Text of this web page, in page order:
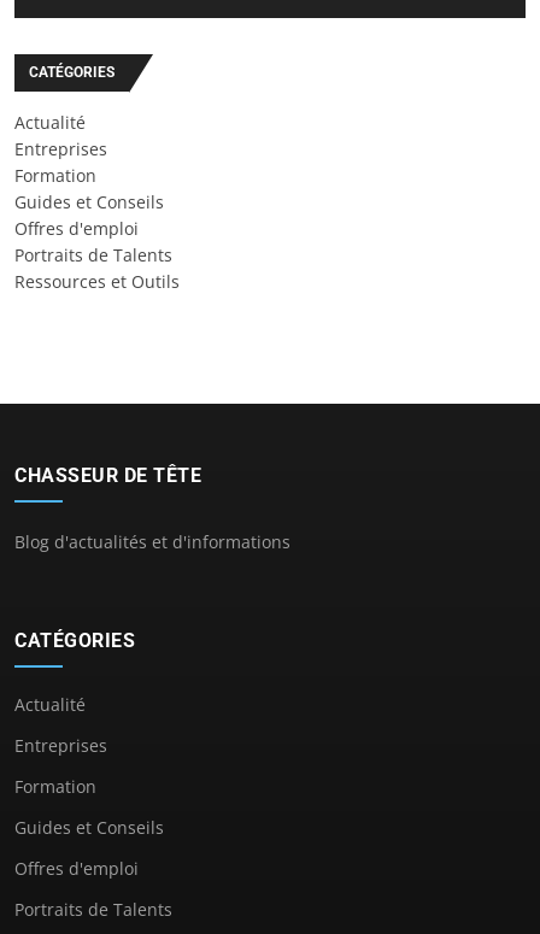
CATÉGORIES
Actualité
Entreprises
Formation
Guides et Conseils
Offres d'emploi
Portraits de Talents
Ressources et Outils
CHASSEUR DE TÊTE
Blog d'actualités et d'informations
CATÉGORIES
Actualité
Entreprises
Formation
Guides et Conseils
Offres d'emploi
Portraits de Talents